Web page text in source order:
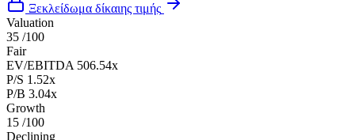
Ξεκλείδωμα δίκαιης τιμής
Valuation
35 /100
Fair
EV/EBITDA 506.54x
P/S 1.52x
P/B 3.04x
Growth
15 /100
Declining